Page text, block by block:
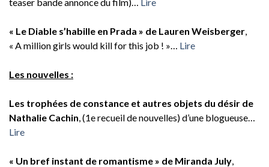
« Le Diable s’habille en Prada » de Lauren Weisberger
« A million girls would kill for this job ! »… Lire
Les nouvelles :
Les trophées de constance et autres objets du désir de
Nathalie Cachin , (1e recueil de nouvelles) d’une blogueuse…
Lire
« Un bref instant de romantisme » de Miranda July